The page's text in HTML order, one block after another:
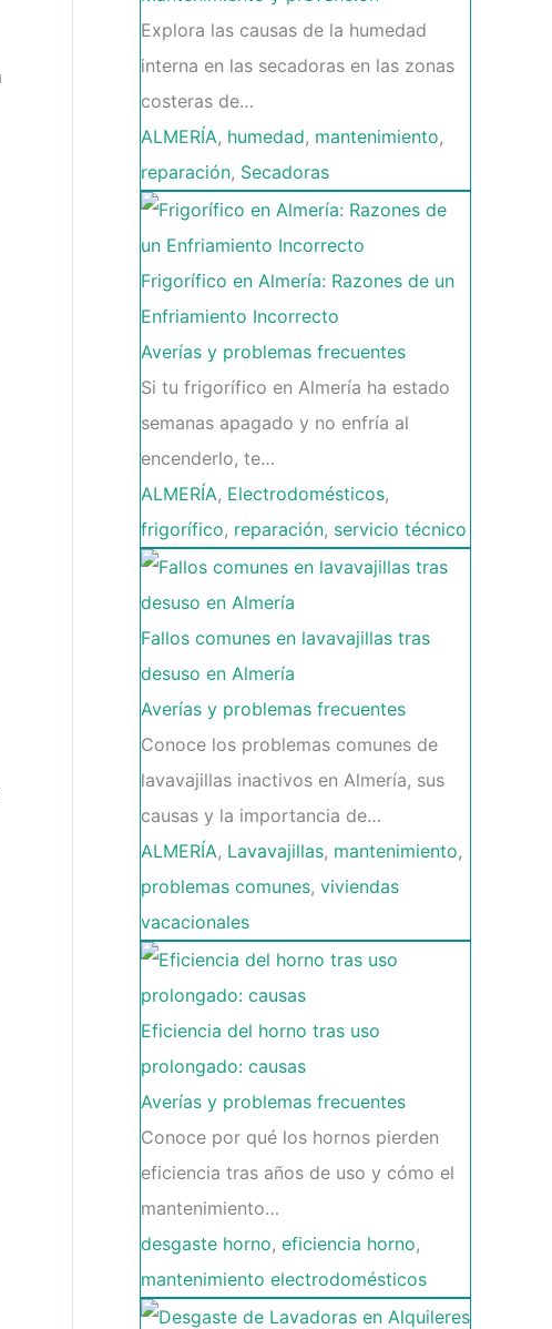
Explora las causas de la humedad
interna en las secadoras en las zonas
costeras de…
ALMERÍA, humedad, mantenimiento,
reparación, Secadoras
Frigorífico en Almería: Razones de un
Enfriamiento Incorrecto
Averías y problemas frecuentes
Si tu frigorífico en Almería ha estado
semanas apagado y no enfría al
encenderlo, te…
ALMERÍA, Electrodomésticos,
frigorífico, reparación, servicio técnico
Fallos comunes en lavavajillas tras
desuso en Almería
Averías y problemas frecuentes
Conoce los problemas comunes de
lavavajillas inactivos en Almería, sus
causas y la importancia de…
ALMERÍA, Lavavajillas, mantenimiento,
problemas comunes, viviendas
vacacionales
Eficiencia del horno tras uso
prolongado: causas
Averías y problemas frecuentes
Conoce por qué los hornos pierden
eficiencia tras años de uso y cómo el
mantenimiento…
desgaste horno, eficiencia horno,
mantenimiento electrodomésticos